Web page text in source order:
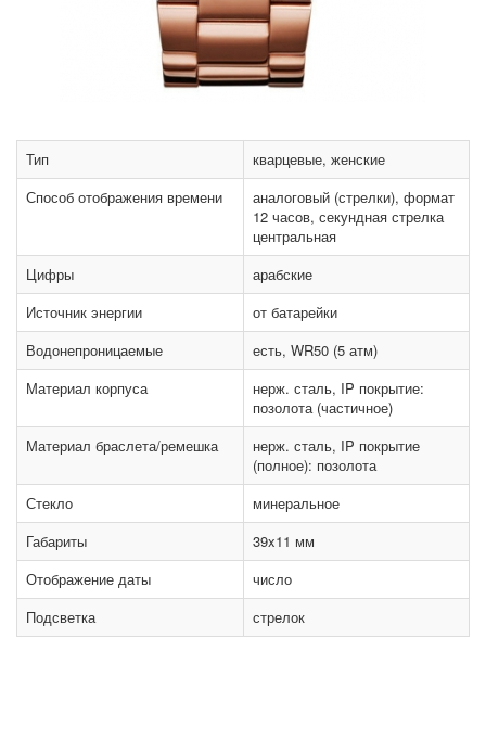
Тип
кварцевые, женские
Способ отображения времени
аналоговый (стрелки), формат
12 часов, секундная стрелка
центральная
Цифры
арабские
Источник энергии
от батарейки
Водонепроницаемые
есть, WR50 (5 атм)
Материал корпуса
нерж. сталь, IP покрытие:
позолота (частичное)
Материал браслета/ремешка
нерж. сталь, IP покрытие
(полное): позолота
Стекло
минеральное
Габариты
39x11 мм
Отображение даты
число
Подсветка
стрелок